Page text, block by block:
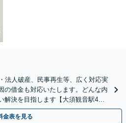
法人破産、民事再生等、広く対応実
の借金も対応いたします。どんな内
解決を目指します【大須観音駅4
金表を見る